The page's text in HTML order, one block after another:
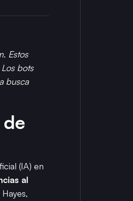
Estos
bots
busca
(IA) en
al